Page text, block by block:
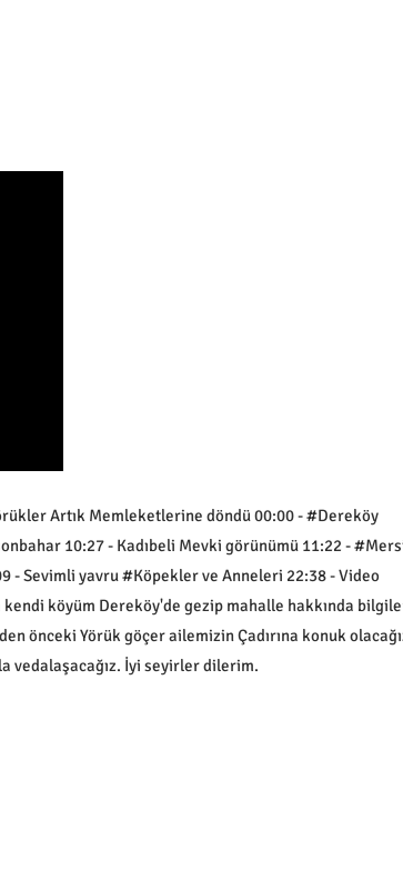
Artık Memleketlerine döndü 00:00 - #Dereköy
10:27 - Kadıbeli Mevki görünümü 11:22 -
- Sevimli yavru #Köpekler ve Anneleri 22:38 - Video
köyüm Dereköy'de gezip mahalle hakkında
önceki Yörük göçer ailemizin Çadırına konuk
vedalaşacağız. İyi seyirler dilerim.